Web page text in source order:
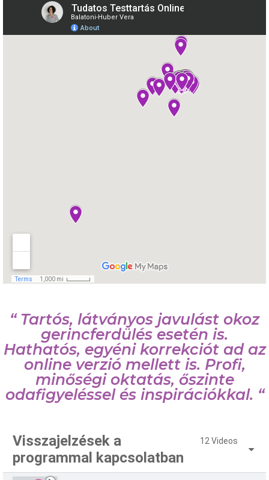
“ Tartós, látványos javulást okoz
gerincferdülés esetén is.
Hathatós, egyéni korrekciót ad az
online verzió mellett is. Profi,
minőségi oktatás, őszinte
odafigyeléssel és inspirációkkal. “
Visszajelzések a
programmal kapcsolatban
12 Videos